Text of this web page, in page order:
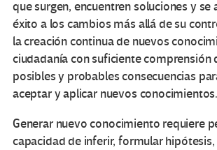
que surgen, encuentren soluciones y se
éxito a los cambios más allá de su
la creación continua de nuevos
ciudadanía con suficiente comprensión
posibles y probables consecuencias
aceptar y aplicar nuevos conocimientos.
Generar nuevo conocimiento requiere
capacidad de inferir, formular hipótesis,